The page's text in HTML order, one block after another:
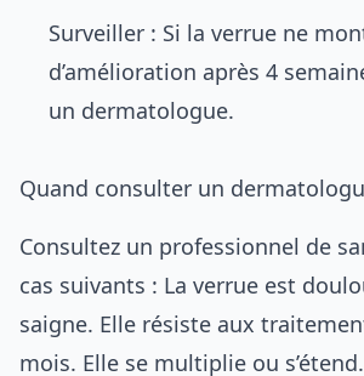
Surveiller : Si la verrue ne
d’amélioration après 4
un dermatologue.
Quand consulter un
Consultez un professionnel de
cas suivants : La verrue est
saigne. Elle résiste aux
mois. Elle se multiplie ou